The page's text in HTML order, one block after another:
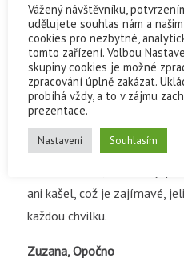
na podzim, kdy bacily útočí
opravdu oslabená. Od té
užívají, evidujeme méně
doporučuji všem maminkám!
Jindřiška, Kralupy nad Vltavou
Dcera říkala, že od doby, co
ani kašel, což je zajímavé,
každou chvilku.
Zuzana, Opočno
Vážený návštěvníku,
udělujete souhlas nám a
cookies pro nezbytné,
tomto zařízení. Volbou
skupiny cookies je možné
zpracování úplně zakázat.
probíhá vždy, a to v zájmu
prezentace.
Nastavení Souhlasím